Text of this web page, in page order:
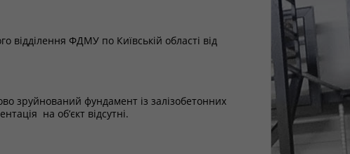
відділення ФДМУ по Київській області від
зруйнований фундамент із залізобетонних
на об’єкт відсутні.